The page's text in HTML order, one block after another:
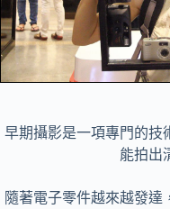
早期攝影是一項專門的技
能拍出
隨著電子零件越來越發達